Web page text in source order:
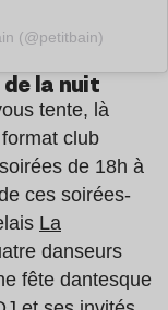
(@petitbain)
la nuit
tente, là
club
de 18h à
ces soirées-
La
danseurs
fête dantesque